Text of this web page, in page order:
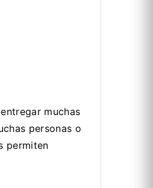
muchas
personas o
permiten